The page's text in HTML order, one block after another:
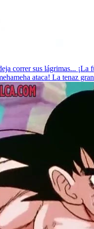
correr sus lágrimas...
ataca! La tenaz